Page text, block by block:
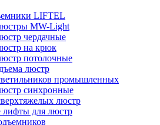
LIFTEL
MW-Light
чердачные
на крюк
потолочные
люстр
промышленных
синхронные
люстр
для люстр